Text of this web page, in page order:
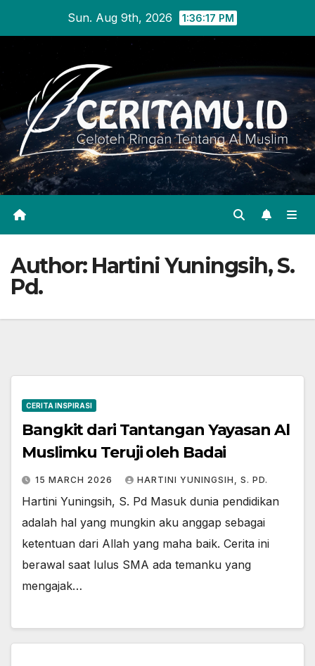
Sun. Aug 9th, 2026 1:36:17 PM
Author: Hartini Yuningsih, S.
Pd.
CERITA INSPIRASI
Bangkit dari Tantangan Yayasan Al
Muslimku Teruji oleh Badai
15 MARCH 2026 HARTINI YUNINGSIH, S. PD.
Hartini Yuningsih, S. Pd Masuk dunia pendidikan
adalah hal yang mungkin aku anggap sebagai
ketentuan dari Allah yang maha baik. Cerita ini
berawal saat lulus SMA ada temanku yang
mengajak…